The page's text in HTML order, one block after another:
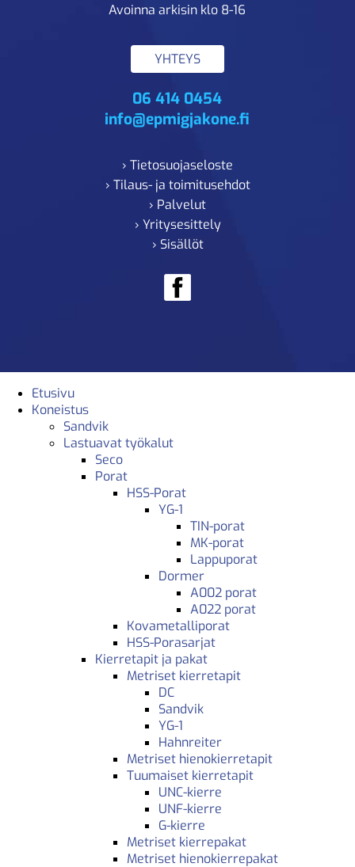
Avoinna arkisin klo 8-16
YHTEYS
06 414 0454
info@epmigjakone.fi
› Tietosuojaseloste
› Tilaus- ja toimitusehdot
› Palvelut
› Yritysesittely
› Sisällöt
Etusivu
Koneistus
Sandvik
Lastuavat työkalut
Seco
Porat
HSS-Porat
YG-1
TIN-porat
MK-porat
Lappuporat
Dormer
A002 porat
A022 porat
Kovametalliporat
HSS-Porasarjat
Kierretapit ja pakat
Metriset kierretapit
DC
Sandvik
YG-1
Hahnreiter
Metriset hienokierretapit
Tuumaiset kierretapit
UNC-kierre
UNF-kierre
G-kierre
Metriset kierrepakat
Metriset hienokierrepakat